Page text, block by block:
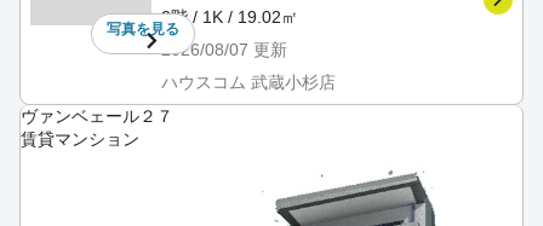
写真を見る
2階 / 1K / 19.02㎡
2026/08/07 更新
ハウスコム 武蔵小杉店
ヴァンベェール２７
賃貸マンション